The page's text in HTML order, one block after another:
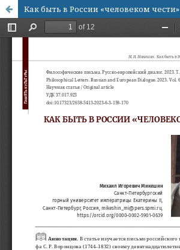
Как быть в России «человеком чести»